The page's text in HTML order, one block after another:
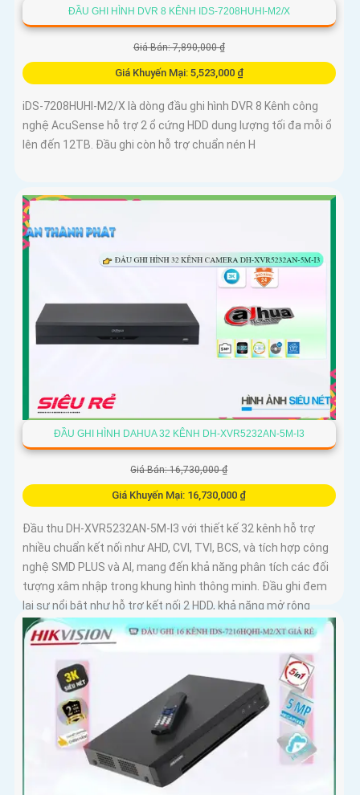
ĐẦU GHI HÌNH DVR 8 KÊNH IDS-7208HUHI-M2/X
Giá Bán: 7,890,000 ₫
Giá Khuyến Mại: 5,523,000 ₫
iDS-7208HUHI-M2/X là dòng đầu ghi hình DVR 8 Kênh công
nghệ AcuSense hỗ trợ 2 ổ cứng HDD dung lượng tối đa mỗi ổ
lên đến 12TB. Đầu ghi còn hỗ trợ chuẩn nén H
ĐẦU GHI HÌNH DAHUA 32 KÊNH DH-XVR5232AN-5M-I3
Giá Bán: 16,730,000 ₫
Giá Khuyến Mại: 16,730,000 ₫
Đầu thu DH-XVR5232AN-5M-I3 với thiết kế 32 kênh hỗ trợ
nhiều chuẩn kết nối như AHD, CVI, TVI, BCS, và tích hợp công
nghệ SMD PLUS và AI, mang đến khả năng phân tích các đối
tượng xâm nhập trong khung hình thông minh. Đầu ghi đem
lại sự nổi bật như hỗ trợ kết nối 2 HDD, khả năng mở rộng
thêm 16 kênh IP đáp ứng nhu cầu dễ dàng